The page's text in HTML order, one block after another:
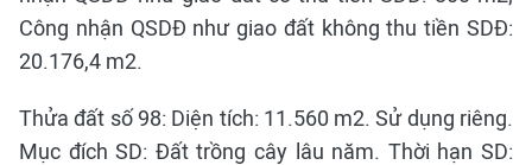
Công nhận QSDĐ như giao đất không thu tiền SDĐ:
20.176,4 m2.
Thửa đất số 98: Diện tích: 11.560 m2. Sử dụng riêng.
Mục đích SD: Đất trồng cây lâu năm. Thời hạn SD: